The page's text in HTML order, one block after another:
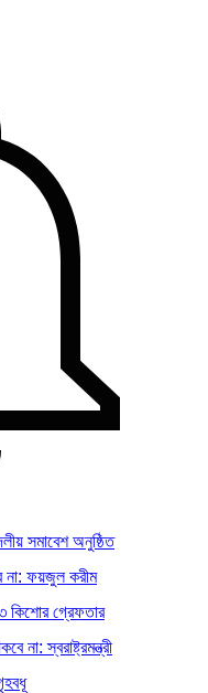
সমাবেশ অনুষ্ঠিত
না: ফয়জুল করীম
কিশোর গ্রেফতার
না: স্বরাষ্ট্রমন্ত্রী